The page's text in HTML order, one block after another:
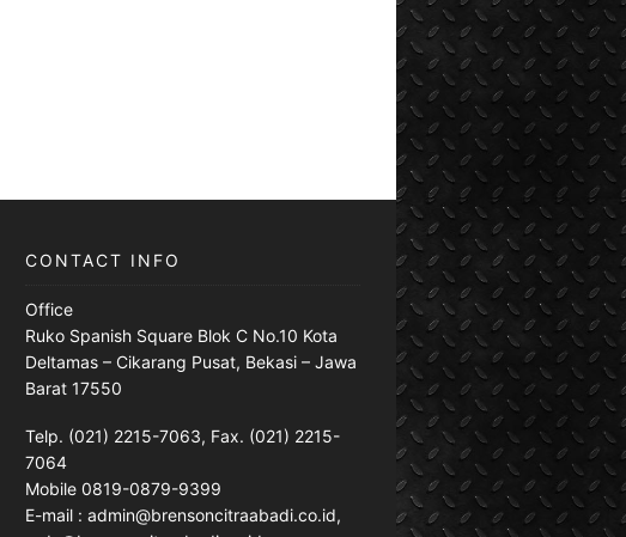
CONTACT INFO
Office
Ruko Spanish Square Blok C No.10 Kota
Deltamas – Cikarang Pusat, Bekasi – Jawa
Barat 17550
Telp. (021) 2215-7063, Fax. (021) 2215-
7064
Mobile 0819-0879-9399
E-mail : admin@brensoncitraabadi.co.id,